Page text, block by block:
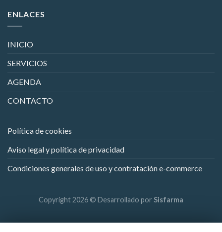
ENLACES
INICIO
SERVICIOS
AGENDA
CONTACTO
Política de cookies
Aviso legal y política de privacidad
Condiciones generales de uso y contratación e-commerce
Copyright 2026 © Desarrollado por Sisfarma